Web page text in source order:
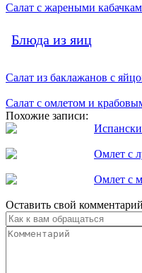
Салат с жареными
Блюда из яиц
Салат из баклажанов с
Салат с омлетом и
Похожие записи:
Омлет с
Омлет с
Оставить свой комментарий